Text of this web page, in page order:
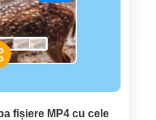
fișiere MP4 cu cele